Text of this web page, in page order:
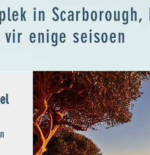
in Scarborough,
enige seisoen